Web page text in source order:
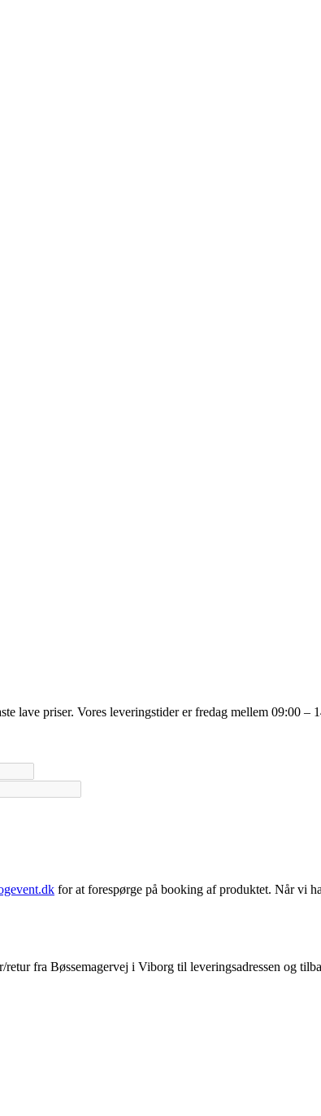
lave priser. Vores leveringstider er fredag mellem 09:00
for at forespørge på booking af produktet. Når vi
retur fra Bøssemagervej i Viborg til leveringsadressen og